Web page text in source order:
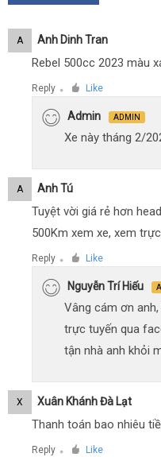
A Anh Dinh Tran
Rebel 500cc 2023 màu
Reply ● Like
Admin ADMIN
Xe này tháng 2/
A Anh Tú
Tuyệt vời giá rẻ hơn
500Km xem xe, xem
Reply ● Like
Nguyễn Trí Hiếu
Vâng cám ơn
trực tuyến qua
tận nhà anh khỏi
X Xuân Khánh Đà Lạt
Thanh toán bao nhiêu
Reply ● Like